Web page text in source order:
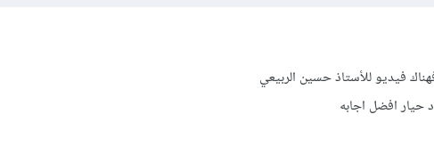
فيديو للأستاذ حسين الربيعي
افضل اجابه